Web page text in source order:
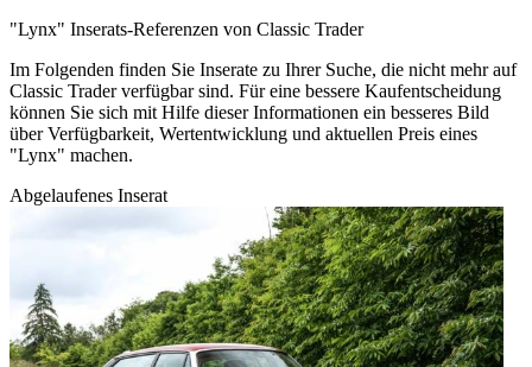
"Lynx" Inserats-Referenzen von Classic Trader
Im Folgenden finden Sie Inserate zu Ihrer Suche, die nicht mehr auf
Classic Trader verfügbar sind. Für eine bessere Kaufentscheidung
können Sie sich mit Hilfe dieser Informationen ein besseres Bild
über Verfügbarkeit, Wertentwicklung und aktuellen Preis eines
"Lynx" machen.
Abgelaufenes Inserat